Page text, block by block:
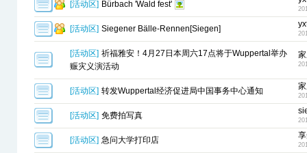
[活动区] Bürbach 'Wald fest'
[活动区] Siegener Bälle-Rennen[Siegen]
[活动区] 祈福雅安！4月27日本周六17点将于Wuppertal举办
赈灾义演活动
[活动区] 转发Wuppertal经济促进局中国事务中心通知
[活动区] 免费拍写真
[活动区] 急问大学打印店